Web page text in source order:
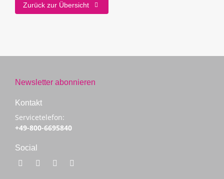
Zurück zur Übersicht
Newsletter abonnieren
Kontakt
Servicetelefon:
+49-800-6695840
Social